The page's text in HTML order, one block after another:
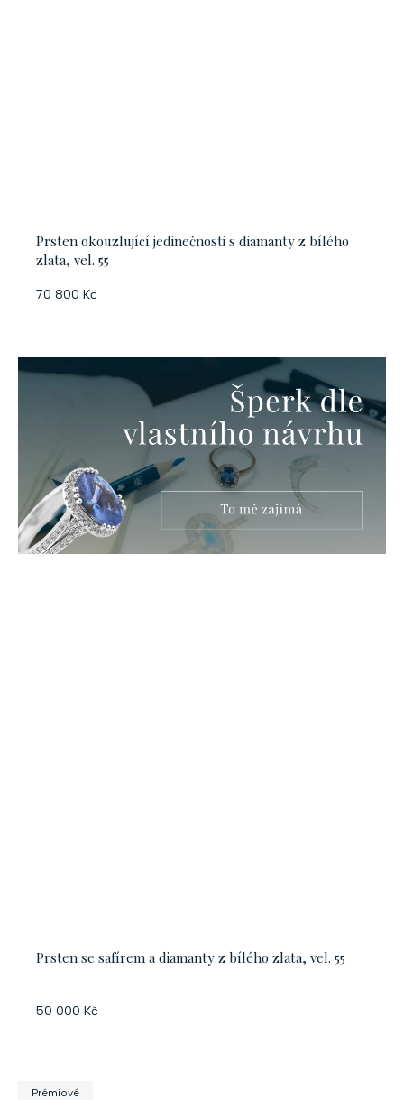
Prsten okouzlující jedinečnosti s diamanty z bílého
zlata, vel. 55
70 800 Kč
Prsten se safírem a diamanty z bílého zlata, vel. 55
50 000 Kč
Prémiové